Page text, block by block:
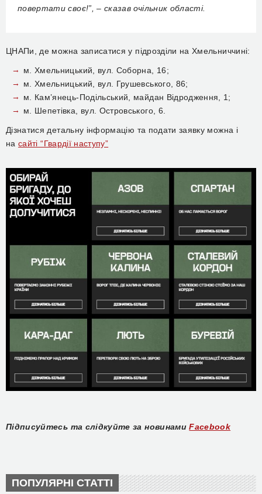
повертати своє!”, – сказав очільник області.
ЦНАПи, де можна записатися у підрозділи на Хмельниччині:
м. Хмельницький, вул. Соборна, 16;
м. Хмельницький, вул. Грушевського, 86;
м. Кам’янець-Подільський, майдан Відродження, 1;
м. Шепетівка, вул. Островського, 6.
Дізнатися детальну інформацію та подати заявку можна і
насайті “Гвардії наступу”
Підписуйтесь та слідкуйте за новинами Facebook
ПОПУЛЯРНІ СТАТТІ